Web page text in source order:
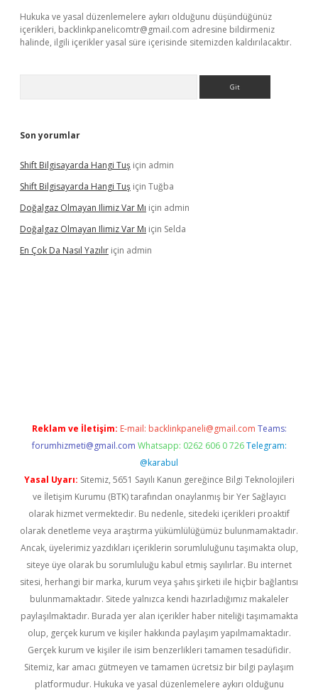
Hukuka ve yasal düzenlemelere aykırı olduğunu düşündüğünüz
içerikleri, backlinkpanelicomtr@gmail.com adresine bildirmeniz
halinde, ilgili içerikler yasal süre içerisinde sitemizden kaldırılacaktır.
Son yorumlar
Shift Bilgisayarda Hangi Tuş için admin
Shift Bilgisayarda Hangi Tuş için Tuğba
Doğalgaz Olmayan Ilimiz Var Mı için admin
Doğalgaz Olmayan Ilimiz Var Mı için Selda
En Çok Da Nasıl Yazılır için admin
Reklam ve İletişim: E-mail: backlinkpaneli@gmail.com Teams:
forumhizmeti@gmail.com Whatsapp: 0262 606 0 726 Telegram:
@karabul
Yasal Uyarı: Sitemiz, 5651 Sayılı Kanun gereğince Bilgi Teknolojileri
ve İletişim Kurumu (BTK) tarafından onaylanmış bir Yer Sağlayıcı
olarak hizmet vermektedir. Bu nedenle, sitedeki içerikleri proaktif
olarak denetleme veya araştırma yükümlülüğümüz bulunmamaktadır.
Ancak, üyelerimiz yazdıkları içeriklerin sorumluluğunu taşımakta olup,
siteye üye olarak bu sorumluluğu kabul etmiş sayılırlar. Bu internet
sitesi, herhangi bir marka, kurum veya şahıs şirketi ile hiçbir bağlantısı
bulunmamaktadır. Sitede yalnızca kendi hazırladığımız makaleler
paylaşılmaktadır. Burada yer alan içerikler haber niteliği taşımamakta
olup, gerçek kurum ve kişiler hakkında paylaşım yapılmamaktadır.
Gerçek kurum ve kişiler ile isim benzerlikleri tamamen tesadüfidir.
Sitemiz, kar amacı gütmeyen ve tamamen ücretsiz bir bilgi paylaşım
platformudur. Hukuka ve yasal düzenlemelere aykırı olduğunu